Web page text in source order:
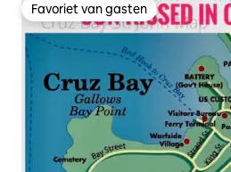
Favoriet van gasten
Favoriet van gasten